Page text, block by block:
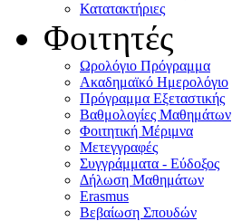
Κατατακτήριες
Φοιτητές
Ωρολόγιο Πρόγραμμα
Ακαδημαϊκό Ημερολόγιο
Πρόγραμμα Εξεταστικής
Βαθμολογίες Μαθημάτων
Φοιτητική Μέριμνα
Μετεγγραφές
Συγγράμματα - Εύδοξος
Δήλωση Μαθημάτων
Erasmus
Βεβαίωση Σπουδών